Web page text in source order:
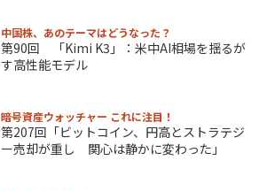
中国株、あのテーマはどうなった？
第90回 「Kimi K3」：米中AI相場を揺るが
す高性能モデル
暗号資産ウォッチャー これに注目！
第207回「ビットコイン、円高とストラテジ
ー売却が重し 関心は静かに変わった」